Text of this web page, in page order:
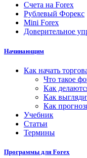
Счета на Forex
Рублевый Форекс
Mini Forex
Доверительное
Начинающим
Как начать
Что такое
Как
Как
Как
Учебник
Статьи
Термины
Программы для Forex